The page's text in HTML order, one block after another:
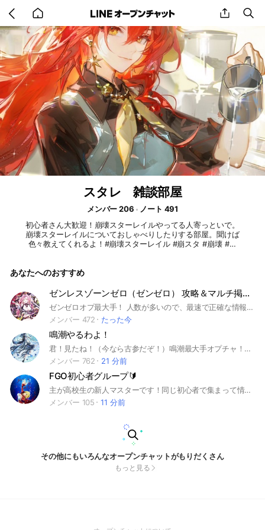
back
to
home
share
スタレ 雑談部屋
メンバー 206
ノート 491
初心者さん大歓迎！崩壊スターレイルやってる人寄っといで。
崩壊スターレイルについておしゃべりしたりする部屋。聞けば
色々教えてくれるよ！#崩壊スターレイル #崩スタ #崩壊 #初
あなたへのおすすめ
ゼンレスゾーンゼロ（ゼンゼロ） 攻略＆マルチ掲示板
ゼンゼロオプ最大手！ 人数が多いので、最速で正確な情報が得られること間違いなし！ ゼンレスゾーンゼロの好きなキャラの話や攻略情報などを共有して盛り上がりましょう！✨️✨️ ゼンゼロの情報を共有したい方、または気になることを聞きたい方、推しキャラのいい所をみんなに語りたい方などぜひご参加ください〜！🍀 攻略情報の共有やマルチ募集などで積極的に協力していきましょう！ 皆さんのご参加心よりお待ちしております！ #miHoYo #ミホヨ #ホヨバ #HoYoverse #HoYoLAB #原神 #原神Impact #ZZZ #ゼンレスゾーンゼロ #Zenless Zone Zero #雑談 #ゲーム #ゼンゼロ #エレン・ジョー
メンバー 472
たった今
鳴潮やるわよ！
君！見たね！（今なら古参だぞ！）鳴潮最大手オプチャ！！！情報速達多分間違いなし！のオプとはこのこと！！！後バージョン毎にメイン画像変えるから新鮮！ こんにちは。管理人のほたてです！ 全員が心地良いオプチャにしたいと思います！ルールを充分にご確認の上、皆様のご理解、ご協力をお願いしています！詳しい事は大事なノート見てくださいね！楽しいオプチャにしましょう！(っ ॑꒳ ॑c) 〜追記〜 お金関係のものは一切お断りしてます！入る前にご注意を！ #鳴潮#やるわよ！#誰でもどうぞ
メンバー 762
21 分前
FGO初心者グループ🔰
主が高校生の新人マスターです！同じ初心者で集まって情報交換しませんか？ もちろん初心者以外でもフリーダムにチャットしましょう！ あと名前の最後に現在進行中のストーリーを書き足しておいて下さい！ 追記・・・オプチャ一周年となりました！ 注意⋯ネタバレあり 荒らし❌️ 即抜け注意⚠️(せめて一言下さい！) #FGO #初心者 #学生 #攻略 #雑談
メンバー 105
11 分前
その他にもいろんなオープンチャットがもりだくさん
もっと見る